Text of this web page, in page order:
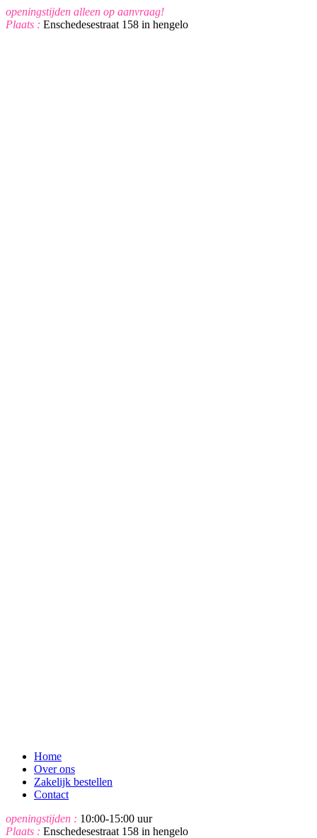
openingstijden alleen op aanvraag!
Plaats : Enschedesestraat 158 in hengelo
Home
Over ons
Zakelijk bestellen
Contact
openingstijden : 10:00-15:00 uur
Plaats : Enschedesestraat 158 in hengelo